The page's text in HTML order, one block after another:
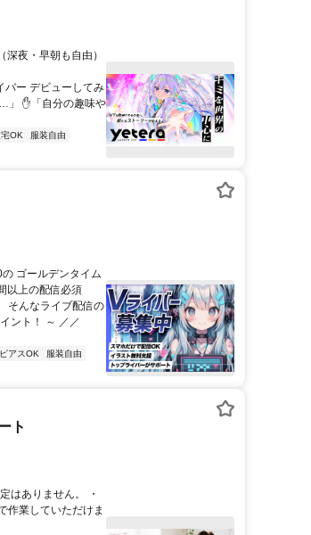
夜・早朝も自由）
バー デビューしてみ
」 ✋「自分の趣味や
OK
服装自由
ゴールデンタイム
以上の配信必須
そんなライブ配信の
ント！ ～ ／／
ピアスOK
服装自由
ト
はありません。 ・
作業していただけま